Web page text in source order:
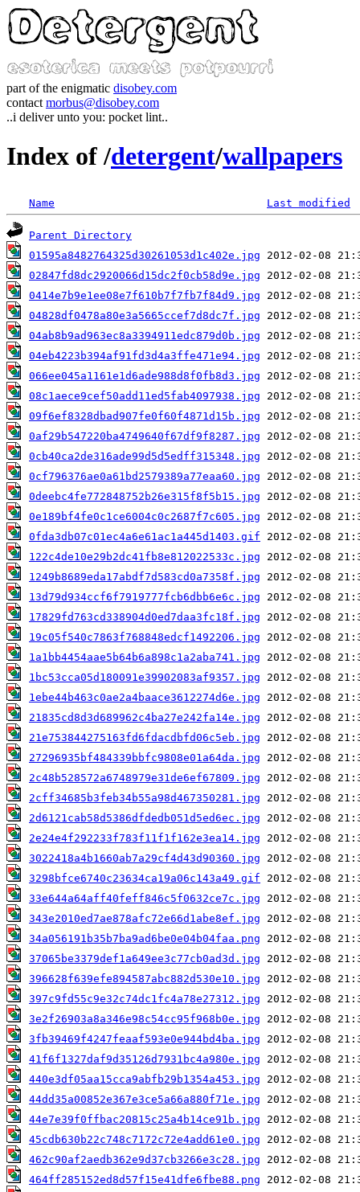
part of the enigmatic disobey.com
contact morbus@disobey.com
..i deliver unto you: pocket lint..
Index of /detergent/wallpapers
Name Last modified
Parent Directory
01595a8482764325d30261053d1c402e.jpg
02847fd8dc2920066d15dc2f0cb58d9e.jpg
0414e7b9e1ee08e7f610b7f7fb7f84d9.jpg
04828df0478a80e3a5665ccef7d8dc7f.jpg
04ab8b9ad963ec8a3394911edc879d0b.jpg
04eb4223b394af91fd3d4a3ffe471e94.jpg
066ee045a1161e1d6ade988d8f0fb8d3.jpg
08c1aece9cef50add11ed5fab4097938.jpg
09f6ef8328dbad907fe0f60f4871d15b.jpg
0af29b547220ba4749640f67df9f8287.jpg
0cb40ca2de316ade99d5d5edff315348.jpg
0cf796376ae0a61bd2579389a77eaa60.jpg
0deebc4fe772848752b26e315f8f5b15.jpg
0e189bf4fe0c1ce6004c0c2687f7c605.jpg
0fda3db07c01ec4a6e61ac1a445d1403.gif
122c4de10e29b2dc41fb8e812022533c.jpg
1249b8689eda17abdf7d583cd0a7358f.jpg
13d79d934ccf6f7919777fcb6dbb6e6c.jpg
17829fd763cd338904d0ed7daa3fc18f.jpg
19c05f540c7863f768848edcf1492206.jpg
1a1bb4454aae5b64b6a898c1a2aba741.jpg
1bc53cca05d180091e39902083af9357.jpg
1ebe44b463c0ae2a4baace3612274d6e.jpg
21835cd8d3d689962c4ba27e242fa14e.jpg
21e753844275163fd6fdacdbfd06c5eb.jpg
27296935bf484339bbfc9808e01a64da.jpg
2c48b528572a6748979e31de6ef67809.jpg
2cff34685b3feb34b55a98d467350281.jpg
2d6121cab58d5386dfdedb051d5ed6ec.jpg
2e24e4f292233f783f11f1f162e3ea14.jpg
3022418a4b1660ab7a29cf4d43d90360.jpg
3298bfce6740c23634ca19a06c143a49.gif
33e644a64aff40feff846c5f0632ce7c.jpg
343e2010ed7ae878afc72e66d1abe8ef.jpg
34a056191b35b7ba9ad6be0e04b04faa.png
37065be3379def1a649ee3c77cb0ad3d.jpg
396628f639efe894587abc882d530e10.jpg
397c9fd55c9e32c74dc1fc4a78e27312.jpg
3e2f26903a8a346e98c54cc95f968b0e.jpg
3fb39469f4247feaaf593e0e944bd4ba.jpg
41f6f1327daf9d35126d7931bc4a980e.jpg
440e3df05aa15cca9abfb29b1354a453.jpg
44dd35a00852e367e3ce5a66a880f71e.jpg
44e7e39f0ffbac20815c25a4b14ce91b.jpg
45cdb630b22c748c7172c72e4add61e0.jpg
462c90af2aedb362e9d37cb3266e3c28.jpg
464ff285152ed8d57f15e41dfe6fbe88.png